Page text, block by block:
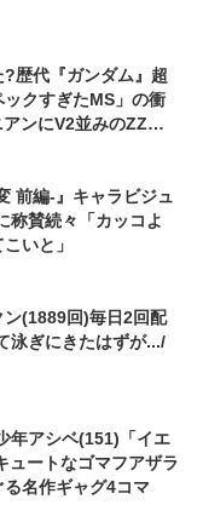
歴代『ガンダム』超
クすぎたMS」の衝
前編-』キャラビジュ
称賛続々「カッコよ
いと」
ン(1889回)毎日2回配
泳ぎにきたはずが.../
年アシベ(151)「イエ
ュートなゴマフアザラ
る名作ギャグ4コマ